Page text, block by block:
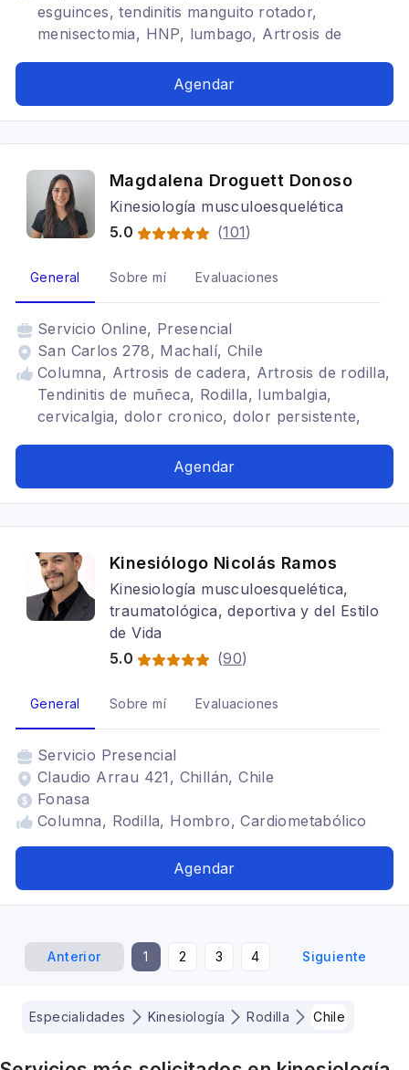
esguinces, tendinitis manguito rotador,
menisectomia, HNP, lumbago, Artrosis de
desgarros, tendinopatías, condromalacia
Agendar
Magdalena Droguett Donoso
Kinesiología musculoesquelética
5.0
(101)
General Sobre mí Evaluaciones
Servicio Online, Presencial
San Carlos 278, Machalí, Chile
Columna, Artrosis de cadera, Artrosis de rodilla,
Tendinitis de muñeca, Rodilla, lumbalgia,
cervicalgia, dolor cronico, dolor persistente,
Crónico o persistenteAgendar
Kinesiólogo Nicolás Ramos
Kinesiología musculoesquelética,
traumatológica, deportiva y del Estilo
de Vida
5.0
(90)
General Sobre mí Evaluaciones
Servicio Presencial
Claudio Arrau 421, Chillán, Chile
Fonasa
Columna, Rodilla, Hombro, Cardiometabólico
Agendar
Anterior 1 2 3 4 Siguiente
Especialidades Kinesiología Rodilla Chile